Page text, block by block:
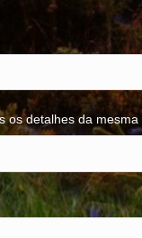
detalhes da